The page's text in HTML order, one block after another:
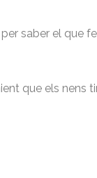
saber el que
que els nens